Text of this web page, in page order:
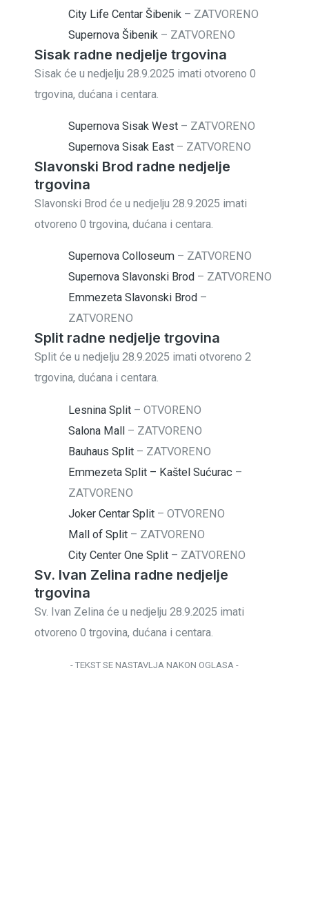
City Life Centar Šibenik – ZATVORENO
Supernova Šibenik – ZATVORENO
Sisak radne nedjelje trgovina
Sisak će u nedjelju 28.9.2025 imati otvoreno 0
trgovina, dućana i centara.
Supernova Sisak West – ZATVORENO
Supernova Sisak East – ZATVORENO
Slavonski Brod radne nedjelje
trgovina
Slavonski Brod će u nedjelju 28.9.2025 imati
otvoreno 0 trgovina, dućana i centara.
Supernova Colloseum – ZATVORENO
Supernova Slavonski Brod – ZATVORENO
Emmezeta Slavonski Brod –
ZATVORENO
Split radne nedjelje trgovina
Split će u nedjelju 28.9.2025 imati otvoreno 2
trgovina, dućana i centara.
Lesnina Split –OTVORENO
Salona Mall – ZATVORENO
Bauhaus Split – ZATVORENO
Emmezeta Split – Kaštel Sućurac –
ZATVORENO
Joker Centar Split –OTVORENO
Mall of Split – ZATVORENO
City Center One Split – ZATVORENO
Sv. Ivan Zelina radne nedjelje
trgovina
Sv. Ivan Zelina će u nedjelju 28.9.2025 imati
otvoreno 0 trgovina, dućana i centara.
- TEKST SE NASTAVLJA NAKON OGLASA -